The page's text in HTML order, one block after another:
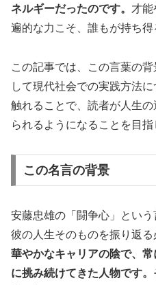
ネルギーだったのです。 才
遍的な力こそ、誰もが持ち得
この記事では、この言葉の
して現代社会での実践方法
触れることで、読者が人生
られるようになることを目指
この名言の背景
安藤忠雄の「闘争心」という
彼の人生そのものを振り返る
華やかなキャリアの陰で、
に挑み続けてきた人物です